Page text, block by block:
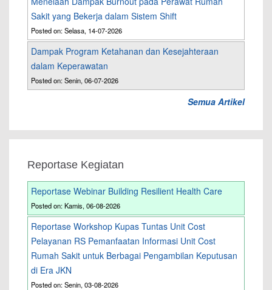
Sakit yang Bekerja dalam Sistem Shift
Posted on: Selasa, 14-07-2026
Dampak Program Ketahanan dan Kesejahteraan
dalam Keperawatan
Posted on: Senin, 06-07-2026
Semua Artikel
Reportase Kegiatan
Reportase Webinar Building Resilient Health Care
Posted on: Kamis, 06-08-2026
Reportase Workshop Kupas Tuntas Unit Cost
Pelayanan RS Pemanfaatan Informasi Unit Cost
Rumah Sakit untuk Berbagai Pengambilan Keputusan
di Era JKN
Posted on: Senin, 03-08-2026